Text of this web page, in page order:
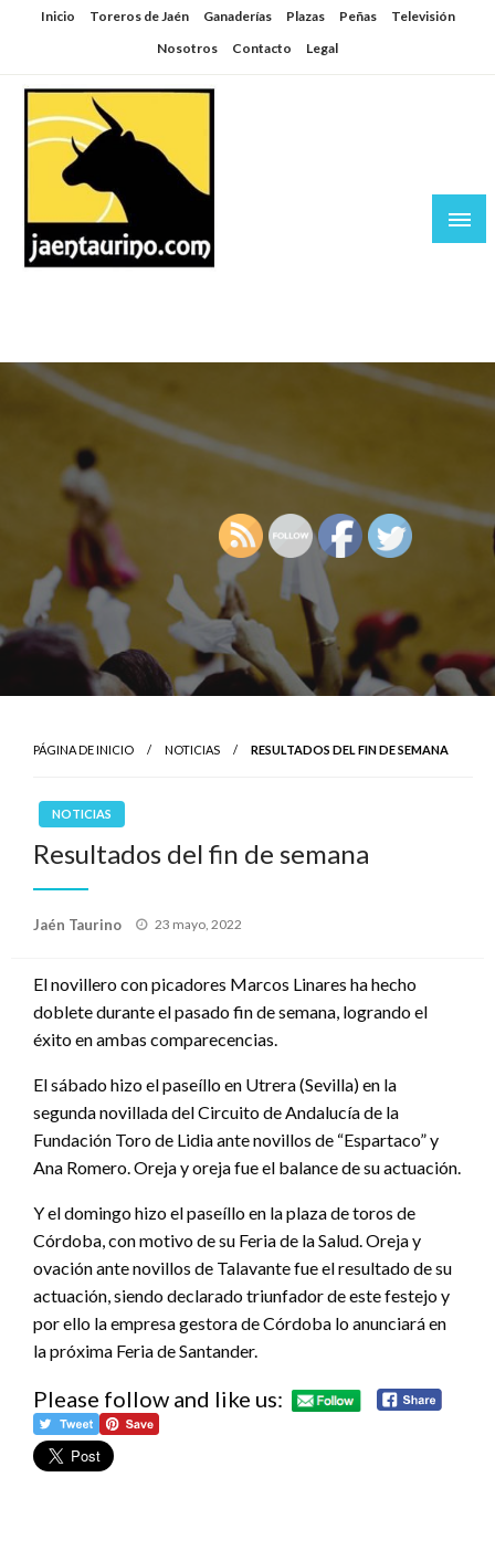
SaltarInicio Toreros de Jaén Ganaderías Plazas Peñas
Televisión
Nosotros
Contacto Legal
PÁGINA DE INICIO NOTICIAS RESULTADOS DEL FIN DE SEMANA
NOTICIAS
Resultados del fin de semana
Jaén Taurino
Publicado
23 mayo, 2022
El novillero con picadores Marcos Linares ha hecho
doblete durante el pasado fin de semana, logrando el
éxito en ambas comparecencias.
El sábado hizo el paseíllo en Utrera (Sevilla) en la
segunda novillada del Circuito de Andalucía de la
Fundación Toro de Lidia ante novillos de “Espartaco” y
Ana Romero. Oreja y oreja fue el balance de su actuación.
Y el domingo hizo el paseíllo en la plaza de toros de
Córdoba, con motivo de su Feria de la Salud. Oreja y
ovación ante novillos de Talavante fue el resultado de su
actuación, siendo declarado triunfador de este festejo y
por ello la empresa gestora de Córdoba lo anunciará en
la próxima Feria de Santander.
Please follow and like us: